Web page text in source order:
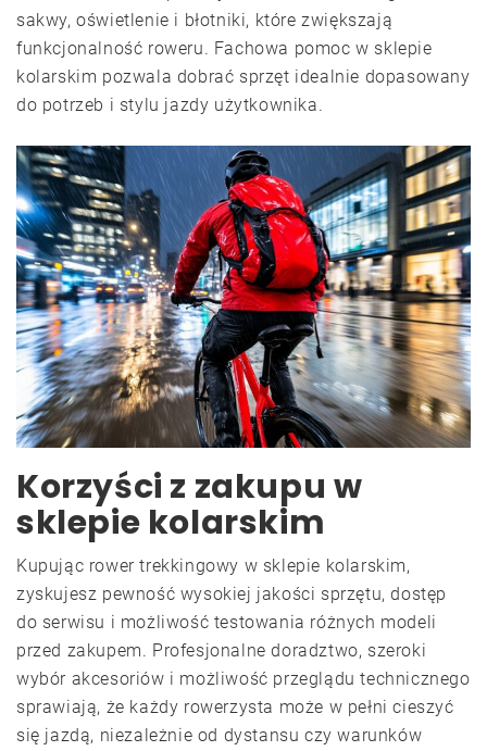
sakwy, oświetlenie i błotniki, które zwiększają
funkcjonalność roweru. Fachowa pomoc w sklepie
kolarskim pozwala dobrać sprzęt idealnie dopasowany
do potrzeb i stylu jazdy użytkownika.
Korzyści z zakupu w
sklepie kolarskim
Kupując rower trekkingowy w sklepie kolarskim,
zyskujesz pewność wysokiej jakości sprzętu, dostęp
do serwisu i możliwość testowania różnych modeli
przed zakupem. Profesjonalne doradztwo, szeroki
wybór akcesoriów i możliwość przeglądu technicznego
sprawiają, że każdy rowerzysta może w pełni cieszyć
się jazdą, niezależnie od dystansu czy warunków